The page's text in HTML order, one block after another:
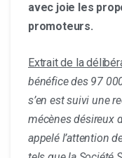
avec joie les
promoteurs.
Extrait de la
bénéfice des 97
s’en est suivi une
mécènes désireux
appelé l’attention